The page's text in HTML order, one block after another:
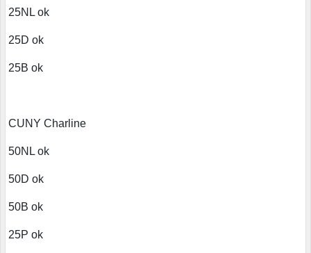
25NL ok
25D ok
25B ok
CUNY Charline
50NL ok
50D ok
50B ok
25P ok